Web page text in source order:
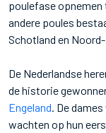
poulefase opnemen
andere poules
Schotland en Noord-
De Nederlandse
de historie
Engeland . De
wachten op hun